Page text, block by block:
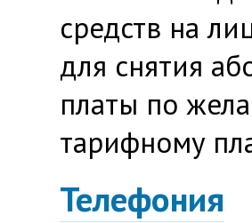
средств на
для снятия
платы по
тарифному
Телефония